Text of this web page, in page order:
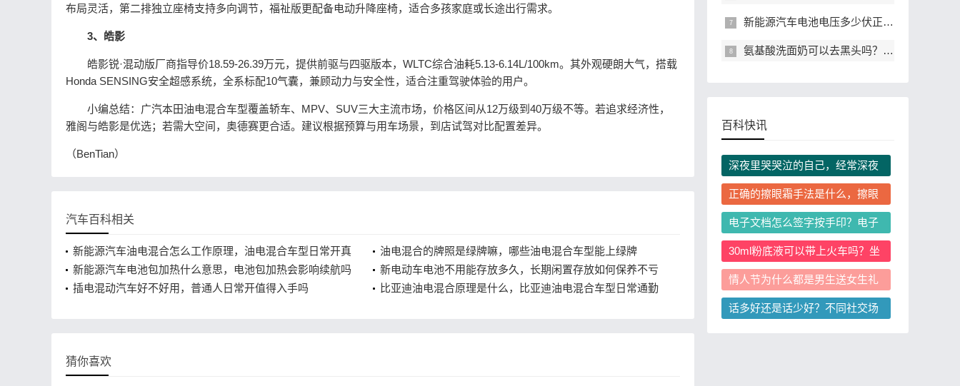
布局灵活，第二排独立座椅支持多向调节，福祉版更配备电动升降座椅，适合多孩家庭或长途出行需求。
3、皓影
皓影锐·混动版厂商指导价18.59-26.39万元，提供前驱与四驱版本，WLTC综合油耗5.13-6.14L/100km。其外观硬朗大气，搭载
Honda SENSING安全超感系统，全系标配10气囊，兼顾动力与安全性，适合注重驾驶体验的用户。
小编总结：广汽本田油电混合车型覆盖轿车、MPV、SUV三大主流市场，价格区间从12万级到40万级不等。若追求经济性，
雅阁与皓影是优选；若需大空间，奥德赛更合适。建议根据预算与用车场景，到店试驾对比配置差异。
（BenTian）
汽车百科相关
新能源汽车油电混合怎么工作原理，油电混合车型日常开真
的更省油吗
油电混合的牌照是绿牌嘛，哪些油电混合车型能上绿牌
新能源汽车电池包加热什么意思，电池包加热会影响续航吗
新电动车电池不用能存放多久，长期闲置存放如何保养不亏
电？
插电混动汽车好不好用，普通人日常开值得入手吗
比亚迪油电混合原理是什么，比亚迪油电混合车型日常通勤
猜你喜欢
新能源汽车电池电压多少伏正常，新能源汽车电池亏电电压是多少伏
氨基酸洗面奶可以去黑头吗？氨基酸洗面奶会不会越洗黑头越多？
百科快讯
深夜里哭哭泣的自己，经常深夜
情绪崩溃哭泣该怎么调整？
正确的擦眼霜手法是什么，擦眼
霜需要避开眼周哪些位置？
电子文档怎么签字按手印？电子
签字按手印具有法律效力吗？
30ml粉底液可以带上火车吗？坐
火车携带粉底液有容量限制吗？
情人节为什么都是男生送女生礼
物，情人节男生必须给女生送礼
物吗？
话多好还是话少好？不同社交场